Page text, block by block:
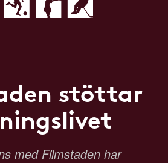
stöttar
med Filmstaden har